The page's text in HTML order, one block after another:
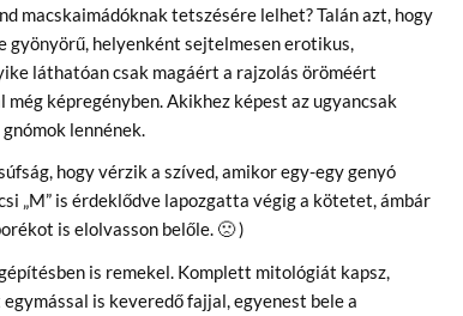
macskaimádóknak tetszésére lelhet? Talán azt, hogy
gyönyörű, helyenként sejtelmesen erotikus,
láthatóan csak magáért a rajzolás öröméért
képregényben. Akikhez képest az ugyancsak
lennének.
hogy vérzik a szíved, amikor egy-egy genyó
„M” is érdeklődve lapozgatta végig a kötetet, ámbár
is elolvasson belőle. 🙁 )
is remekel. Komplett mitológiát kapsz,
is keveredő fajjal, egyenest bele a